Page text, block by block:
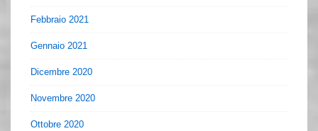
Febbraio 2021
Gennaio 2021
Dicembre 2020
Novembre 2020
Ottobre 2020